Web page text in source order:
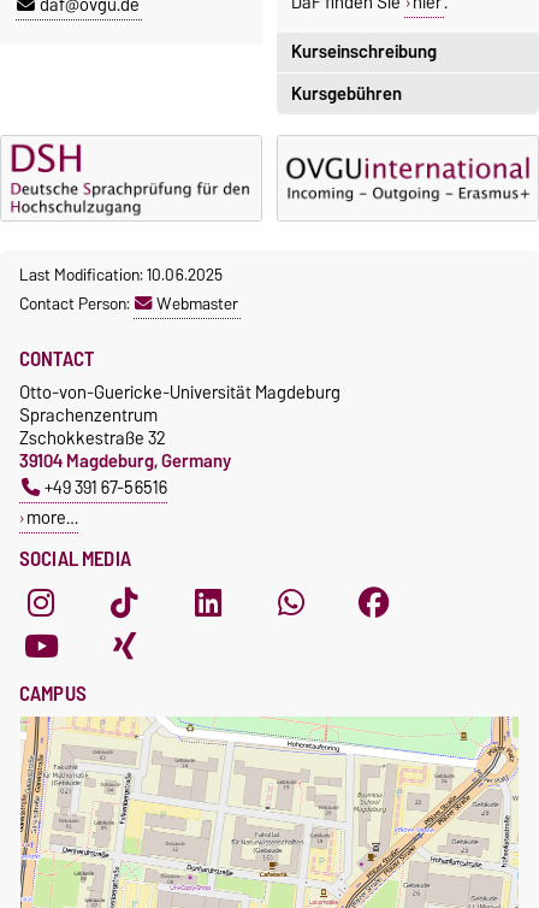
Kurseinschreibung
Einschreibezeitraum:
5. Oktober 2026, 9.00 Uhr bis
23. Oktober 2026, 18 Uhr
Moodle
OVGU-Account
Anmeldung
Kursgebühren
Sprachkurse sind i. d. R.
gebührenpflichtig.
Gebühren
Incomings
Last Modification: 10.06.2025
Contact Person:
Webmaster
SOCIAL MEDIA
CONTACT
Otto-von-Guericke-Universität Magdeburg
Sprachenzentrum
Zschokkestraße 32
39104 Magdeburg, Germany
+49 391 67-56516
more…
CAMPUS